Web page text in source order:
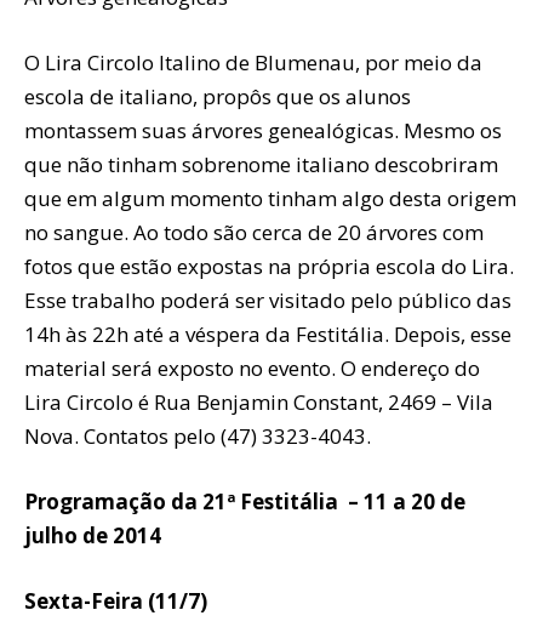
O Lira Circolo Italino de Blumenau, por meio da
escola de italiano, propôs que os alunos
montassem suas árvores genealógicas. Mesmo os
que não tinham sobrenome italiano descobriram
que em algum momento tinham algo desta origem
no sangue. Ao todo são cerca de 20 árvores com
fotos que estão expostas na própria escola do Lira.
Esse trabalho poderá ser visitado pelo público das
14h às 22h até a véspera da Festitália. Depois, esse
material será exposto no evento. O endereço do
Lira Circolo é Rua Benjamin Constant, 2469 – Vila
Nova. Contatos pelo (47) 3323-4043.
Programação da 21ª Festitália – 11 a 20 de
julho de 2014
Sexta-Feira (11/7)